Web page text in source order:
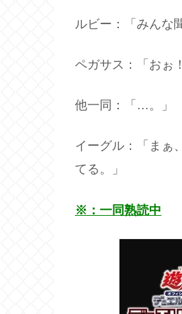
ルビー：「みんな
ペガサス：「おぉ
他一同：「…。」
イーグル：「まぁ
てる。」
※：一同熟読中